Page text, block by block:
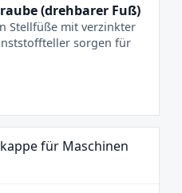
(drehbarer Fuß)
Stellfüße mit verzinkter
sorgen für